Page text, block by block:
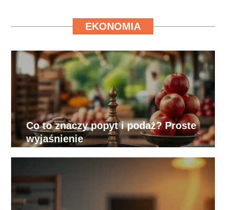
EKONOMIA
Co to znaczy popyt i podaż? Proste
wyjaśnienie